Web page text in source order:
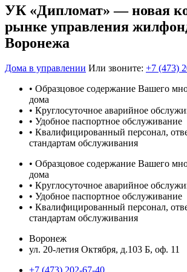
УК «Дипломат» — новая
рынке управления
Воронежа
Дома в управлении Или звоните: +7 (473)
• Образцовое содержание Вашего
дома
• Круглосуточное аварийное
• Удобное паспортное обслуживание
• Квалифицированный персонал,
стандартам обслуживания
• Образцовое содержание Вашего
дома
• Круглосуточное аварийное
• Удобное паспортное обслуживание
• Квалифицированный персонал,
стандартам обслуживания
Воронеж
ул. 20-летия Октября, д.103 Б, оф. 11